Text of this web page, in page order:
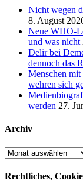
Nicht wegen
8. August
Neue WHO-
und was nicht
Delir bei
dennoch das
Menschen
wehren sich
werden 27.
Archiv
Archiv
Rechtliches,